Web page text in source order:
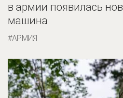
в армии появилась
машина
АРМИЯ